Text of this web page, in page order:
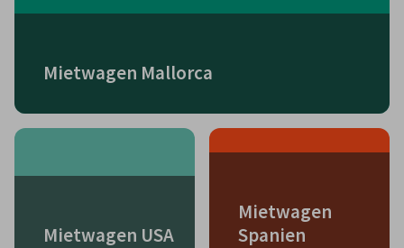
Mietwagen Mallorca
Mietwagen USA
Mietwagen
Spanien